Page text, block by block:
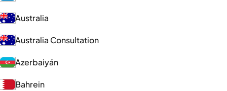
Australia
Australia Consultation
Azerbaiyán
Bahrein